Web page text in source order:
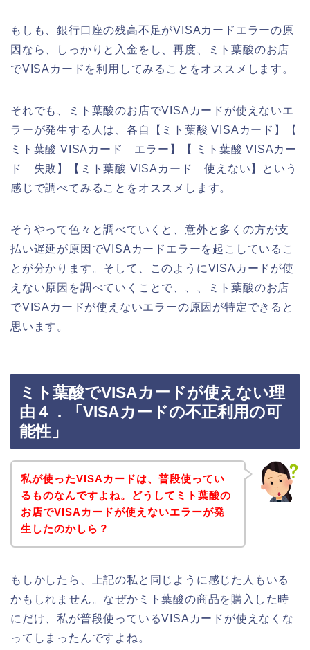
もしも、銀行口座の残高不足がVISAカードエラーの原
因なら、しっかりと入金をし、再度、ミト葉酸のお店
でVISAカードを利用してみることをオススメします。
それでも、ミト葉酸のお店でVISAカードが使えないエ
ラーが発生する人は、各自【ミト葉酸 VISAカード】【
ミト葉酸 VISAカード エラー】【 ミト葉酸 VISAカー
ド 失敗】【ミト葉酸 VISAカード 使えない】という
感じで調べてみることをオススメします。
そうやって色々と調べていくと、意外と多くの方が支
払い遅延が原因でVISAカードエラーを起こしているこ
とが分かります。そして、このようにVISAカードが使
えない原因を調べていくことで、、、ミト葉酸のお店
でVISAカードが使えないエラーの原因が特定できると
思います。
ミト葉酸でVISAカードが使えない理
由４．「VISAカードの不正利用の可
能性」
私が使ったVISAカードは、普段使ってい
るものなんですよね。どうしてミト葉酸の
お店でVISAカードが使えないエラーが発
生したのかしら？
もしかしたら、上記の私と同じように感じた人もいる
かもしれません。なぜかミト葉酸の商品を購入した時
にだけ、私が普段使っているVISAカードが使えなくな
ってしまったんですよね。